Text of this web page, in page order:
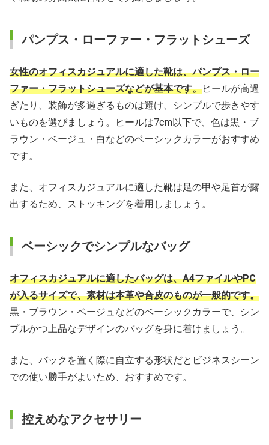
パンプス・ローファー・フラットシューズ
女性のオフィスカジュアルに適した靴は、パンプス・ロー
ファー・フラットシューズなどが基本です。ヒールが高過
ぎたり、装飾が多過ぎるものは避け、シンプルで歩きやす
いものを選びましょう。ヒールは7cm以下で、色は黒・ブ
ラウン・ベージュ・白などのベーシックカラーがおすすめ
です。
また、オフィスカジュアルに適した靴は足の甲や足首が露
出するため、ストッキングを着用しましょう。
ベーシックでシンプルなバッグ
オフィスカジュアルに適したバッグは、A4ファイルやPC
が入るサイズで、素材は本革や合皮のものが一般的です。
黒・ブラウン・ベージュなどのベーシックカラーで、シン
プルかつ上品なデザインのバッグを身に着けましょう。
また、バックを置く際に自立する形状だとビジネスシーン
での使い勝手がよいため、おすすめです。
控えめなアクセサリー